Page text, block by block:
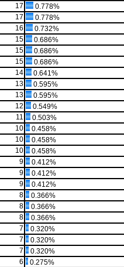
17
0.778%
17
0.778%
16
0.732%
15
0.686%
15
0.686%
15
0.686%
14
0.641%
13
0.595%
13
0.595%
12
0.549%
11
0.503%
10
0.458%
10
0.458%
10
0.458%
9
0.412%
9
0.412%
9
0.412%
8
0.366%
8
0.366%
8
0.366%
7
0.320%
7
0.320%
7
0.320%
6
0.275%